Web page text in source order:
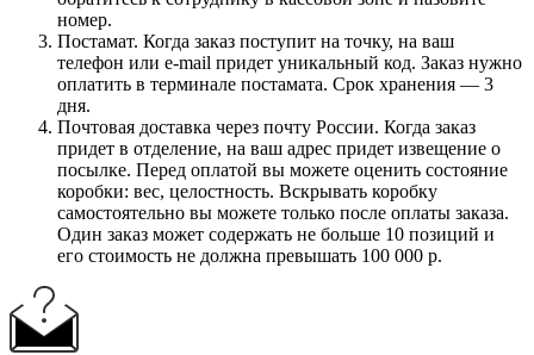
номер.
Постамат. Когда заказ поступит на точку, на ваш
телефон или e-mail придет уникальный код. Заказ нужно
оплатить в терминале постамата. Срок хранения — 3
дня.
Почтовая доставка через почту России. Когда заказ
придет в отделение, на ваш адрес придет извещение о
посылке. Перед оплатой вы можете оценить состояние
коробки: вес, целостность. Вскрывать коробку
самостоятельно вы можете только после оплаты заказа.
Один заказ может содержать не больше 10 позиций и
его стоимость не должна превышать 100 000 р.